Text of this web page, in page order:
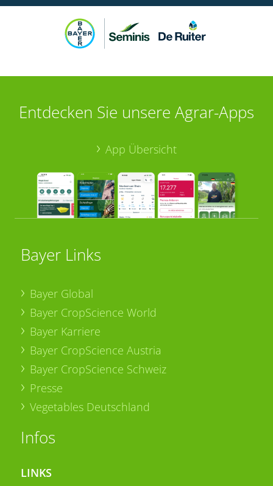
Entdecken Sie unsere Agrar-Apps
App Übersicht
Bayer Links
Bayer Global
Bayer CropScience World
Bayer Karriere
Bayer CropScience Austria
Bayer CropScience Schweiz
Presse
Vegetables Deutschland
Infos
LINKS